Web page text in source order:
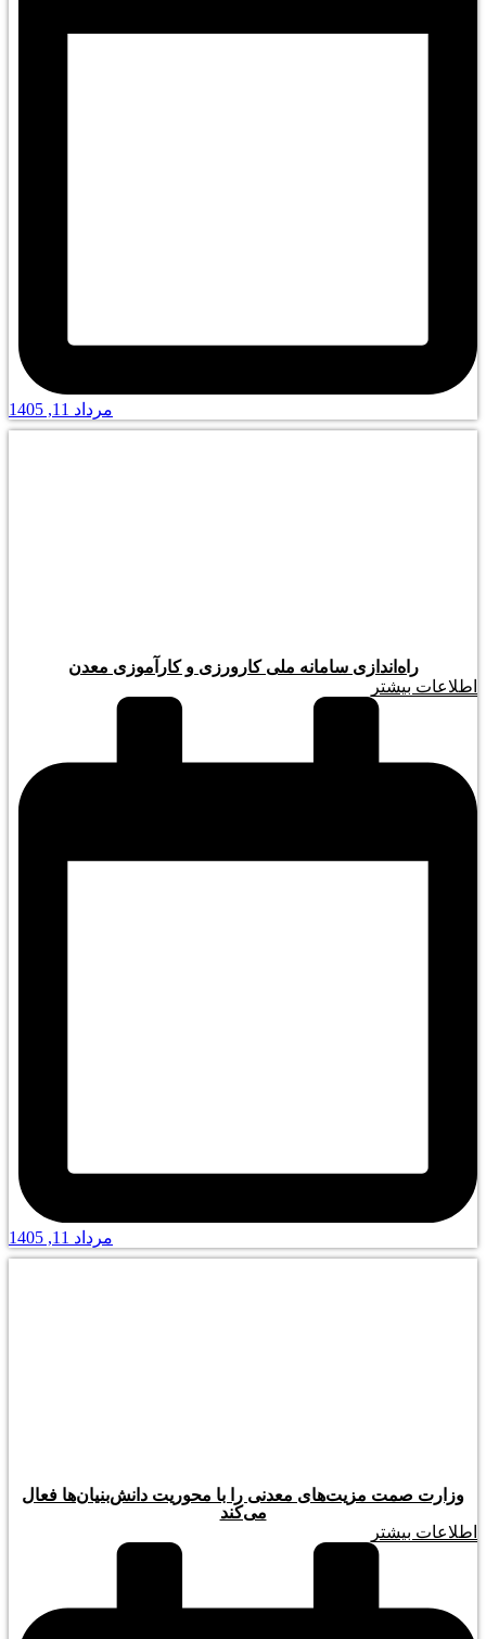
مرداد 11, 1405
راه‌اندازی سامانه ملی کارورزی و کارآموزی معدن
اطلاعات بیشتر
مرداد 11, 1405
وزارت صمت مزیت‌های معدنی را با محوریت دانش‌بنیان‌ها فعال
می‌کند
اطلاعات بیشتر